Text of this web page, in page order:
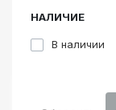
НАЛИЧИЕ
В наличии